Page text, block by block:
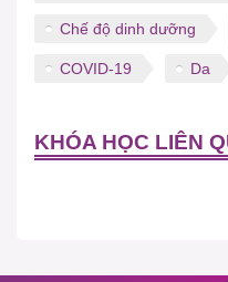
Chế độ dinh dưỡng
COVID-19 Da
KHÓA HỌC LIÊN